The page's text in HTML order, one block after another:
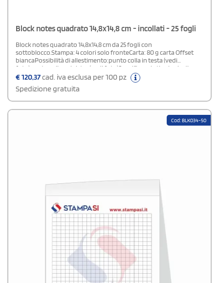
Block notes quadrato 14,8x14,8 cm - incollati - 25 fogli
Block notes quadrato 14,8x14,8 cm da 25 fogli con
sottoblocco.Stampa: 4 colori solo fronteCarta: 80 g carta Offset
biancaPossibilità di allestimento:punto colla in testa (vedi
foto)punto colla a sinistra (vedi foto)Specificare la tipologia di
allestimento scelta nel campo note in fase d'ordine.
€120,37cad. iva esclusa per 100 pz
Spedizione gratuita
Cod: BLK034-50